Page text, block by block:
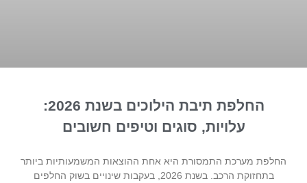
החלפת תיבת הילוכים בשנת 2026:
עלויות, סוגים וטיפים חשובים
החלפת מערכת התמסורת היא אחת ההוצאות המשמעותיות ביותר
בתחזוקת הרכב. בשנת 2026, בעקבות שינויים בשוק החלפים